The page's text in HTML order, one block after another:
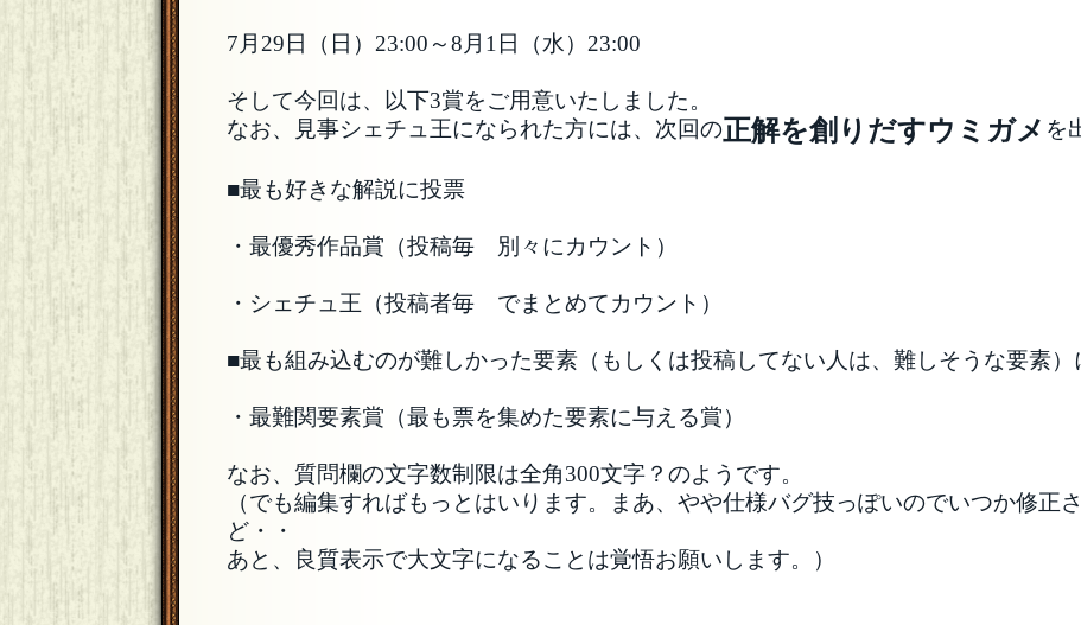
7月29日（日）23:00～8月1日（水）23:00
そして今回は、以下3賞をご用意いたしました。
なお、見事シェチュ王になられた方には、次回の正解を創りだすウミガメ を
■最も好きな解説に投票
・最優秀作品賞（投稿毎 別々にカウント）
・シェチュ王（投稿者毎 でまとめてカウント）
■最も組み込むのが難しかった要素（もしくは投稿してない人は、難しそうな要素）
・最難関要素賞（最も票を集めた要素に与える賞）
なお、質問欄の文字数制限は全角300文字？のようです。
（でも編集すればもっとはいります。まあ、やや仕様バグ技っぽいのでいつか修正
ど・・
あと、良質表示で大文字になることは覚悟お願いします。）